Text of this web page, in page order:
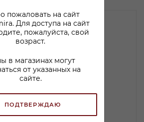
пожаловать на сайт
Для доступа на сайт
пожалуйста, свой
возраст.
в магазинах могут
от указанных на
сайте.
ПОДТВЕРЖДАЮ